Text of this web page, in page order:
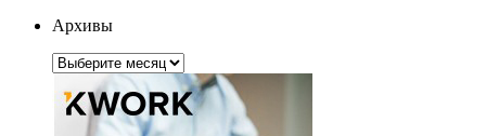
Архивы
Архивы